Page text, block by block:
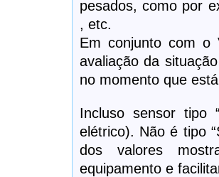
pesados, como por
, etc.
Em conjunto com o
avaliação da
no momento que
Incluso sensor tipo
elétrico). Não é tipo
dos valores
equipamento e